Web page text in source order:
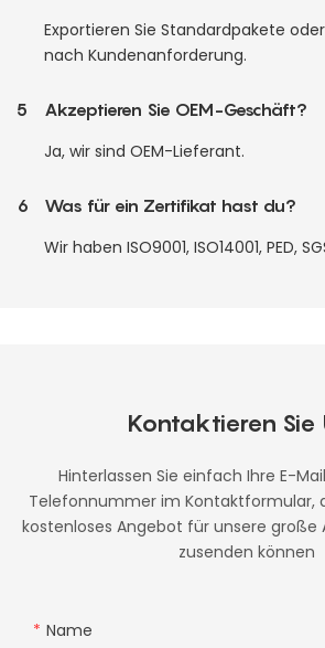
Exportieren Sie Standardpakete
nach Kundenanforderung.
5
Akzeptieren Sie OEM-Geschäft?
Ja, wir sind OEM-Lieferant.
6
Was für ein Zertifikat hast du?
Wir haben ISO9001, ISO14001, PED,
Kontaktieren Sie
Hinterlassen Sie einfach Ihre E-
Telefonnummer im Kontaktformular,
kostenloses Angebot für unsere große
zusenden können
Name